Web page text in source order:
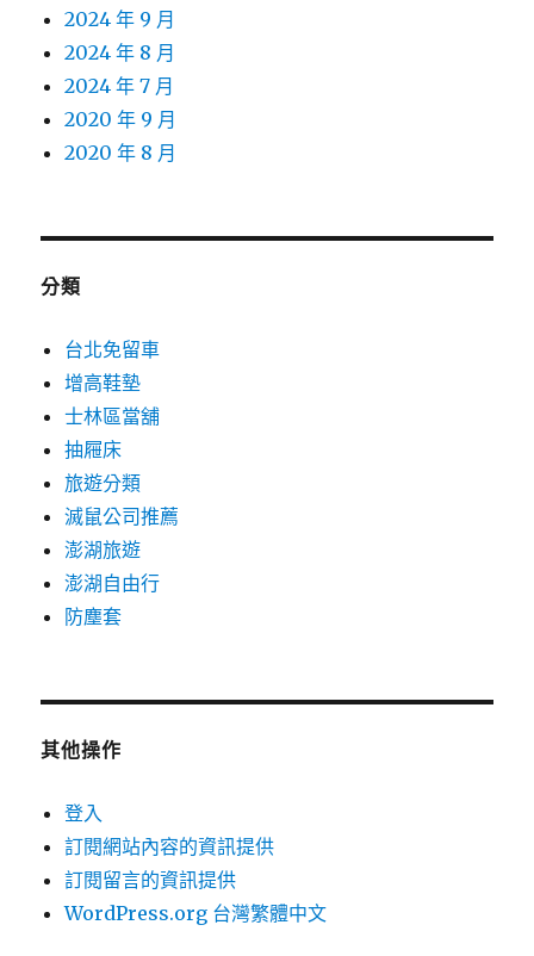
2024 年 9 月
2024 年 8 月
2024 年 7 月
2020 年 9 月
2020 年 8 月
分類
台北免留車
增高鞋墊
士林區當舖
抽屜床
旅遊分類
滅鼠公司推薦
澎湖旅遊
澎湖自由行
防塵套
其他操作
登入
訂閱網站內容的資訊提供
訂閱留言的資訊提供
WordPress.org 台灣繁體中文